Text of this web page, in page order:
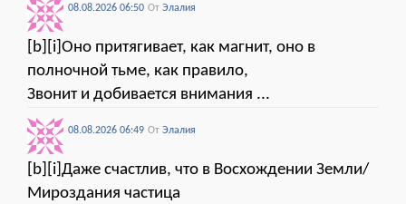
08.08.2026 06:50 От Элалия
[b][i]Оно притягивает, как магнит, оно в
полночной тьме, как правило,
Звонит и добивается внимания ...
08.08.2026 06:49 От Элалия
[b][i]Даже счастлив, что в Восхождении Земли/
Мироздания частица